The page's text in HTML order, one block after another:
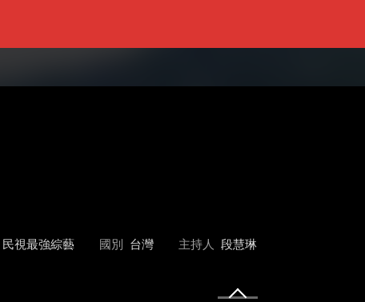
民視最強綜藝 國別 台灣 主持人 段慧琳